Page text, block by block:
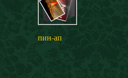
пин-ап